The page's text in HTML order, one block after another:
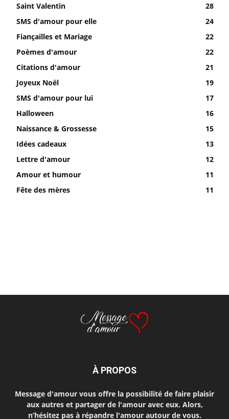
Saint Valentin
28
SMS d'amour pour elle
24
Fiançailles et Mariage
22
Poèmes d'amour
22
Citations d'amour
21
Joyeux Noël
19
SMS d'amour pour lui
17
Halloween
16
Naissance & Grossesse
15
Idées cadeaux
13
Lettre d'amour
12
Amour et humour
11
Fête des mères
11
À PROPOS
Message d'amour vous offre la possibilité de faire plaisir
aux autres et partager de l'amour avec eux. Alors,
n’hésitez pas à répandre l'amour autour de vous.